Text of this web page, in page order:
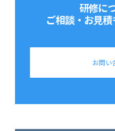
研修に
ご相談・お見
お問い